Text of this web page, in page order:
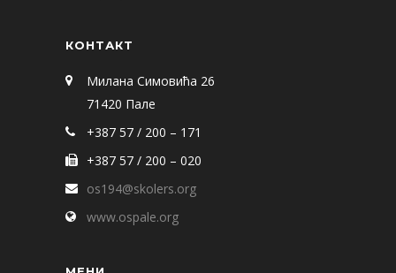
КОНТАКТ
Милана Симовића 26
71420 Пале
+387 57 / 200 – 171
+387 57 / 200 – 020
os194@skolers.org
www.ospale.org